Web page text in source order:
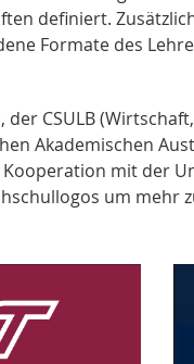
definiert.
Formate des
CSULB
Akademischen
mit der
um mehr